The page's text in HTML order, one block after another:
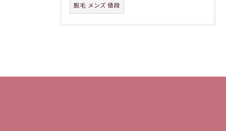
脱毛 メンズ 値段